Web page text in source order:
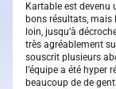
Kartable est devenu
bons résultats, mais
loin, jusqu’à
très agréablement
souscrit plusieurs
l’équipe a été hyper
beaucoup de de